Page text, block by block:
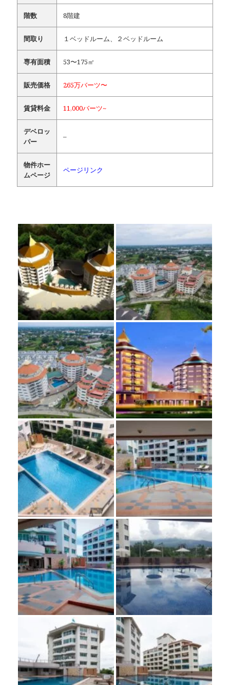
階数 8階建
間取り １ベッドルーム、２ベッドルーム
専有面積 53〜175㎡
販売価格 265万バーツ〜
賃貸料金 11,000バーツ~
デベロッ
パー
–
物件ホー
ムページ
ページリンク